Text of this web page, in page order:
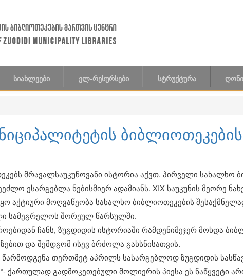
ᲡᲘᲐᲮᲚᲔᲔᲑᲘ ᲔᲚ-ᲠᲔᲡᲣᲠᲡᲔᲑᲘ ᲡᲢᲠᲣᲥᲢᲣᲠᲐ
მრავალსაუკუნოვანი ისტორია აქვთ. პირველი სახალხო
ესარგებლა ნებისმიერ ადამიანს. XIX საუკუნის მეორე
აქტიური მოღვაწეობა სახალხო ბიბლიოთეკების
სამეგრელოს შორეულ წარსულში.
ჩანს, ზუგდიდის ისტორიაში რამდენიმეჯერ მოხდა
და შემდგომ ისევ ბრძოლა გახსნისათვის.
თერთმეტ აპრილს სასარგებლოდ ზუგდიდის
ქართულად გადმოკეთებული მოლიერის პიესა ეს ნაწყვეტი